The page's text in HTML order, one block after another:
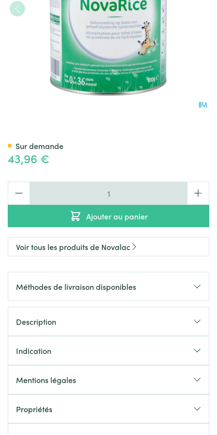
43,96 €
Ajouter au panier
Sur demande
Voir tous les produits de Novalac
Méthodes de livraison disponibles
Description
Indication
Mentions légales
Propriétés